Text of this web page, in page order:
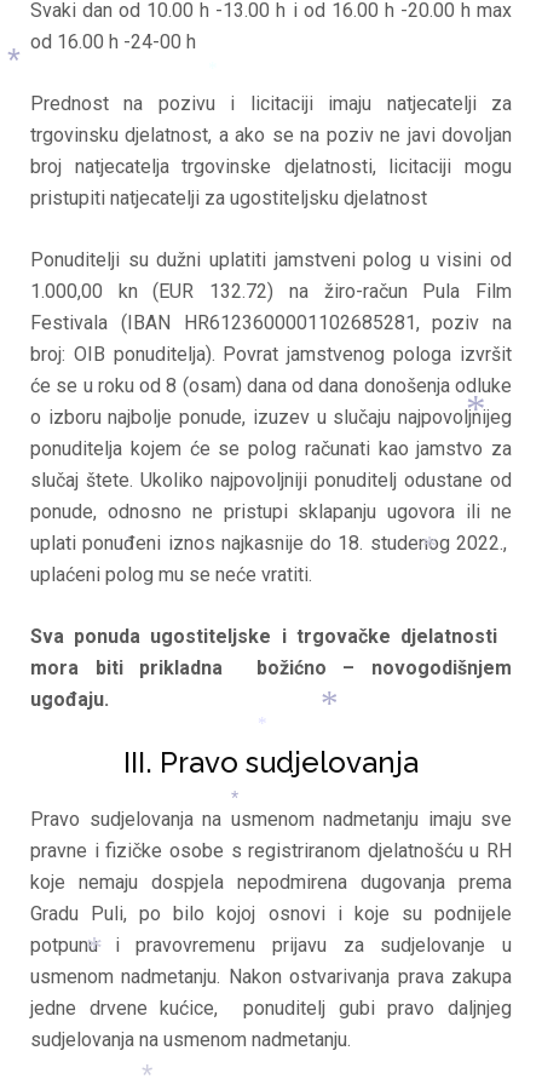
Svaki dan od 10.00 h -13.00 h i od 16.00 h -20.00 h max
od 16.00 h -24-00 h
Prednost na pozivu i licitaciji imaju natjecatelji za
trgovinsku djelatnost, a ako se na poziv ne javi dovoljan
broj natjecatelja trgovinske djelatnosti, licitaciji mogu
pristupiti natjecatelji za ugostiteljsku djelatnost
Ponuditelji su dužni uplatiti jamstveni polog u visini od
1.000,00 kn (EUR 132.72) na žiro-račun Pula Film
Festivala (IBAN HR6123600001102685281, poziv na
broj: OIB ponuditelja). Povrat jamstvenog pologa izvršit
će se u roku od 8 (osam) dana od dana donošenja odluke
o izboru najbolje ponude, izuzev u slučaju najpovoljnijeg
ponuditelja kojem će se polog računati kao jamstvo za
slučaj štete. Ukoliko najpovoljniji ponuditelj odustane od
ponude, odnosno ne pristupi sklapanju ugovora ili ne
uplati ponuđeni iznos najkasnije do 18. studenog 2022.,
uplaćeni polog mu se neće vratiti.
Sva ponuda ugostiteljske i trgovačke djelatnosti
mora biti prikladna božićno – novogodišnjem
ugođaju.
III. Pravo sudjelovanja
Pravo sudjelovanja na usmenom nadmetanju imaju sve
pravne i fizičke osobe s registriranom djelatnošću u RH
koje nemaju dospjela nepodmirena dugovanja prema
Gradu Puli, po bilo kojoj osnovi i koje su podnijele
potpunu i pravovremenu prijavu za sudjelovanje u
usmenom nadmetanju. Nakon ostvarivanja prava zakupa
jedne drvene kućice, ponuditelj gubi pravo daljnjeg
sudjelovanja na usmenom nadmetanju.
*
*
*
*
*